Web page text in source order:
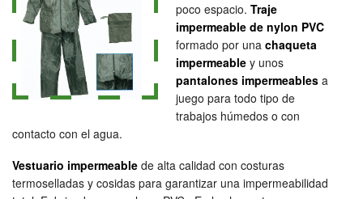
poco espacio. Traje
impermeable de nylon PVC
formado por una chaqueta
impermeable y unos
pantalones impermeables a
juego para todo tipo de
trabajos húmedos o con
contacto con el agua.
Vestuario impermeable de alta calidad con costuras
termoselladas y cosidas para garantizar una impermeabilidad